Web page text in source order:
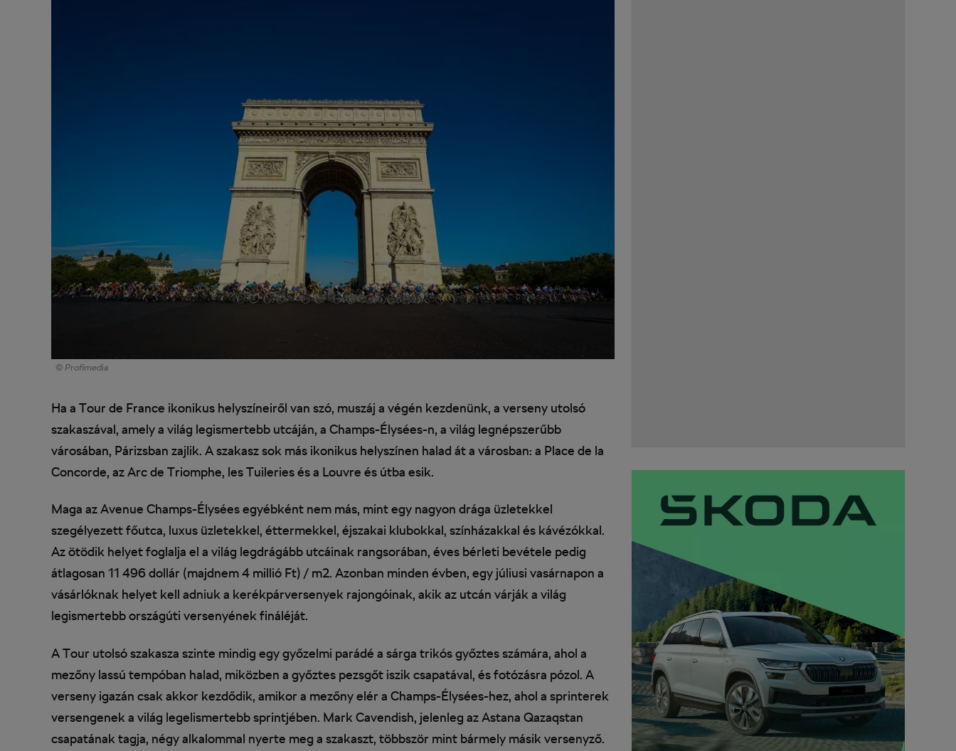
© Profimedia
Ha a Tour de France ikonikus helyszíneiről van szó, muszáj a végén kezdenünk, a verseny utolsó
szakaszával, amely a világ legismertebb utcáján, a Champs-Élysées-n, a világ legnépszerűbb
városában, Párizsban zajlik. A szakasz sok más ikonikus helyszínen halad át a városban: a Place de la
Concorde, az Arc de Triomphe, les Tuileries és a Louvre és útba esik.
Maga az Avenue Champs-Élysées egyébként nem más, mint egy nagyon drága üzletekkel
szegélyezett főutca, luxus üzletekkel, éttermekkel, éjszakai klubokkal, színházakkal és kávézókkal.
Az ötödik helyet foglalja el a világ legdrágább utcáinak rangsorában, éves bérleti bevétele pedig
átlagosan 11 496 dollár (majdnem 4 millió Ft) / m2. Azonban minden évben, egy júliusi vasárnapon a
vásárlóknak helyet kell adniuk a kerékpárversenyek rajongóinak, akik az utcán várják a világ
legismertebb országúti versenyének fináléját.
A Tour utolsó szakasza szinte mindig egy győzelmi parádé a sárga trikós győztes számára, ahol a
mezőny lassú tempóban halad, miközben a győztes pezsgőt iszik csapatával, és fotózásra pózol. A
verseny igazán csak akkor kezdődik, amikor a mezőny elér a Champs-Élysées-hez, ahol a sprinterek
versengenek a világ legelismertebb sprintjében. Mark Cavendish, jelenleg az Astana Qazaqstan
csapatának tagja, négy alkalommal nyerte meg a szakaszt, többször mint bármely másik versenyző.